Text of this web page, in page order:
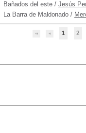
Bañados del este / Jesús
La Barra de Maldonado /
1 2